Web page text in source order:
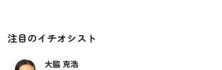
注目のイチオシスト
大脇 克浩